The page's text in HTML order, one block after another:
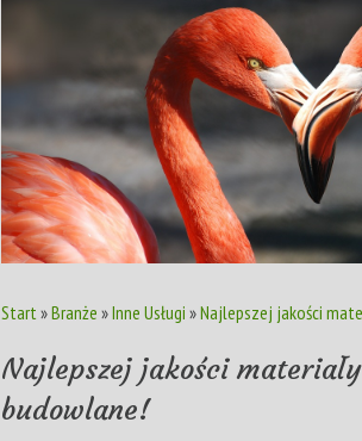
Start »Branże »Inne Usługi »Najlepszej jakości
Najlepszej jakości materiały
budowlane!